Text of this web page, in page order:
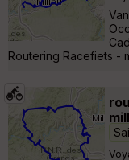
Routering Racefiets -